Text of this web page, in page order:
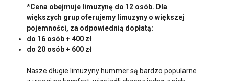
*Cena obejmuje limuzynę do 12 osób. Dla
większych grup oferujemy limuzyny o większej
pojemności, za odpowiednią dopłatą:
do 16 osób + 400 zł
do 20 osób + 600 zł
Nasze długie limuzyny hummer są bardzo popularne